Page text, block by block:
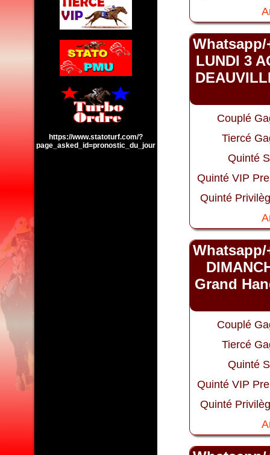
https://www.statoturf.com/?
page_asked_id=pronostic_du_jour
Whatsapp/
LUNDI 3
Couplé
Tiercé
Quinté
Quinté VIP
Quinté
Whatsapp/
Grand
Couplé
Tiercé
Quinté
Quinté VIP
Quinté